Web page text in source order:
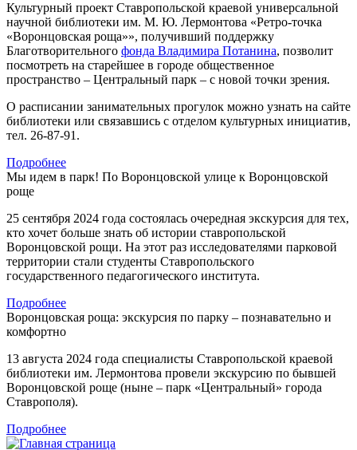
Культурный проект Ставропольской краевой универсальной
научной библиотеки им. М. Ю. Лермонтова «Ретро-точка
«Воронцовская роща»», получивший поддержку
Благотворительного фонда Владимира Потанина, позволит
посмотреть на старейшее в городе общественное
пространство – Центральный парк – с новой точки зрения.
О расписании занимательных прогулок можно узнать на сайте
библиотеки или связавшись с отделом культурных инициатив,
тел. 26-87-91.
Подробнее
Мы идем в парк! По Воронцовской улице к Воронцовской
роще
25 сентября 2024 года состоялась очередная экскурсия для тех,
кто хочет больше знать об истории ставропольской
Воронцовской рощи. На этот раз исследователями парковой
территории стали студенты Ставропольского
государственного педагогического института.
Подробнее
Воронцовская роща: экскурсия по парку – познавательно и
комфортно
13 августа 2024 года специалисты Ставропольской краевой
библиотеки им. Лермонтова провели экскурсию по бывшей
Воронцовской роще (ныне – парк «Центральный» города
Ставрополя).
Подробнее